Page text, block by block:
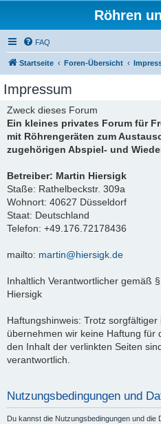
Röhren
FAQ
Startseite Foren-Übersicht
Impressum
Zweck dieses Forum
Ein kleines privates Forum für
mit Röhrengeräten zum
zugehörigen Abspiel- und
Betreiber: Martin Hiersigk
Staße: Rathelbeckstr. 309a
Wohnort: 40627 Düsseldorf
Staat: Deutschland
Telefon: +49.176.72178436
mailto: martin@hiersigk.de
Inhaltlich Verantwortlicher gemäß
Hiersigk
Haftungshinweis: Trotz
übernehmen wir keine Haftung für
den Inhalt der verlinkten Seiten
verantwortlich.
Nutzungsbedingungen und
Du kannst die Nutzungsbedingungen und die